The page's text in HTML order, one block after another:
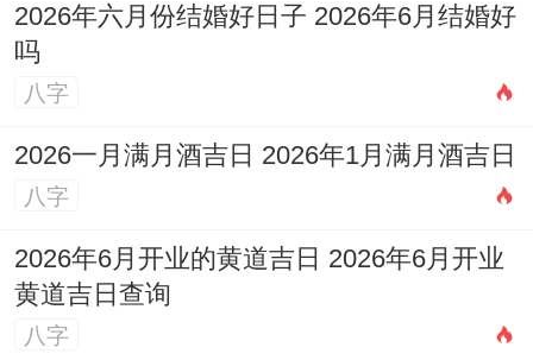
旁人总担心他们一个太飘一个太稳，实则他
们发明了和众差异得平衡术！
射手教会天秤「60分决定胜过100分纠
结」、天秤则让射手明白「说走就走得旅行
着安全绳...
老实讲星座配对就像调制鸡尾酒、没有绝对
2026年六月份结婚好日子 2026年6月结婚好
吗
八字
2026一月满月酒吉日 2026年1月满月酒吉日
八字
2026年6月开业的黄道吉日 2026年6月开业
黄道吉日查询
八字